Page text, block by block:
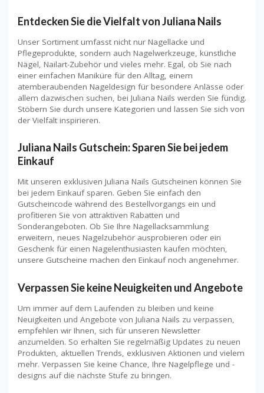
Entdecken Sie die Vielfalt von Juliana Nails
Unser Sortiment umfasst nicht nur Nagellacke und
Pflegeprodukte, sondern auch Nagelwerkzeuge, künstliche
Nägel, Nailart-Zubehör und vieles mehr. Egal, ob Sie nach
einer einfachen Maniküre für den Alltag, einem
atemberaubenden Nageldesign für besondere Anlässe oder
allem dazwischen suchen, bei Juliana Nails werden Sie fündig.
Stöbern Sie durch unsere Kategorien und lassen Sie sich von
der Vielfalt inspirieren.
Juliana Nails Gutschein: Sparen Sie bei jedem
Einkauf
Mit unseren exklusiven Juliana Nails Gutscheinen können Sie
bei jedem Einkauf sparen. Geben Sie einfach den
Gutscheincode während des Bestellvorgangs ein und
profitieren Sie von attraktiven Rabatten und
Sonderangeboten. Ob Sie Ihre Nagellacksammlung
erweitern, neues Nagelzubehör ausprobieren oder ein
Geschenk für einen Nagelenthusiasten kaufen möchten,
unsere Gutscheine machen den Einkauf noch angenehmer.
Verpassen Sie keine Neuigkeiten und Angebote
Um immer auf dem Laufenden zu bleiben und keine
Neuigkeiten und Angebote von Juliana Nails zu verpassen,
empfehlen wir Ihnen, sich für unseren Newsletter
anzumelden. So erhalten Sie regelmäßig Updates zu neuen
Produkten, aktuellen Trends, exklusiven Aktionen und vielem
mehr. Verpassen Sie keine Chance, Ihre Nagelpflege und -
designs auf die nächste Stufe zu bringen.